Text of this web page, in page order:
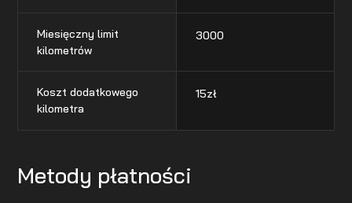
Miesięczny limit
kilometrów
3000
Koszt dodatkowego
kilometra
15zł
Metody płatności